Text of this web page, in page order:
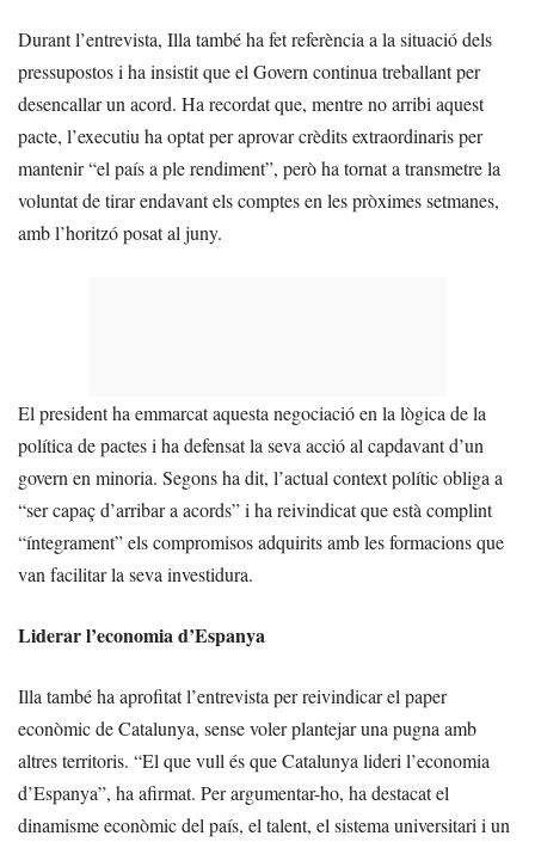
Durant l’entrevista, Illa també ha fet referència a la situació dels
pressupostos i ha insistit que el Govern continua treballant per
desencallar un acord. Ha recordat que, mentre no arribi aquest
pacte, l’executiu ha optat per aprovar crèdits extraordinaris per
mantenir “el país a ple rendiment”, però ha tornat a transmetre la
voluntat de tirar endavant els comptes en les pròximes setmanes,
amb l’horitzó posat al juny.
El president ha emmarcat aquesta negociació en la lògica de la
política de pactes i ha defensat la seva acció al capdavant d’un
govern en minoria. Segons ha dit, l’actual context polític obliga a
“ser capaç d’arribar a acords” i ha reivindicat que està complint
“íntegrament” els compromisos adquirits amb les formacions que
van facilitar la seva investidura.
Liderar l’economia d’Espanya
Illa també ha aprofitat l’entrevista per reivindicar el paper
econòmic de Catalunya, sense voler plantejar una pugna amb
altres territoris. “El que vull és que Catalunya lideri l’economia
d’Espanya”, ha afirmat. Per argumentar-ho, ha destacat el
dinamisme econòmic del país, el talent, el sistema universitari i un